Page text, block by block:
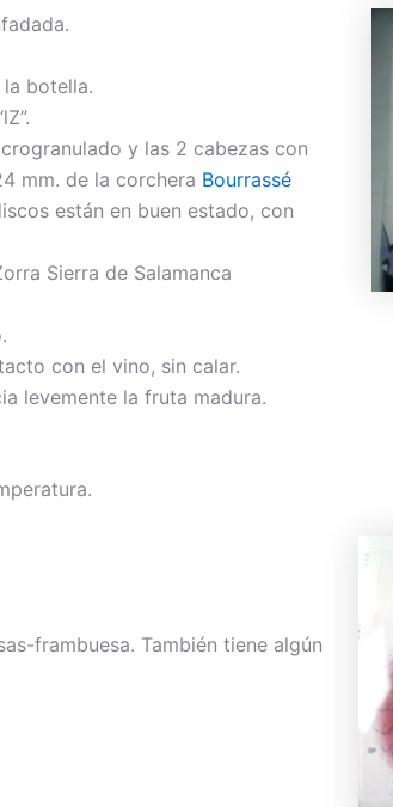
botella.
y las 2 cabezas con
mm. de la corchera Bourrassé
están en buen estado, con
Sierra de Salamanca
con el vino, sin calar.
levemente la fruta madura.
frambuesa. También tiene algún